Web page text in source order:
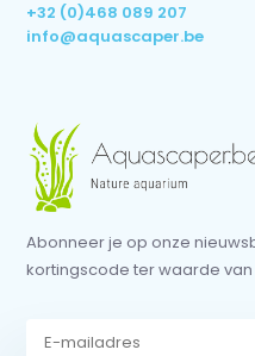
+32 (0)468 089 207
info@aquascaper.be
Abonneer je op onze
kortingscode ter waarde